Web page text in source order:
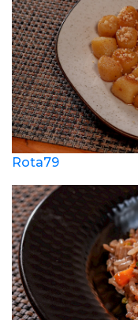
Rota79